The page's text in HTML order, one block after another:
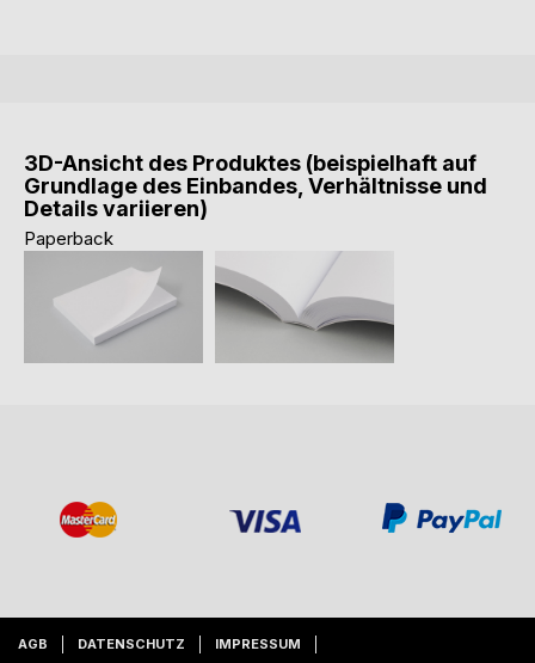
3D-Ansicht des Produktes (beispielhaft auf
Grundlage des Einbandes, Verhältnisse und
Details variieren)
Paperback
AGB DATENSCHUTZ IMPRESSUM